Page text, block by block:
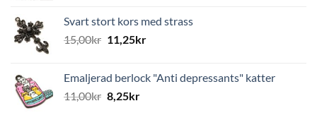
Svart stort kors med strass
15,00kr 11,25kr
Emaljerad berlock "Anti depressants" katter
11,00kr 8,25kr